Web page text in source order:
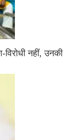
नहीं, उनकी